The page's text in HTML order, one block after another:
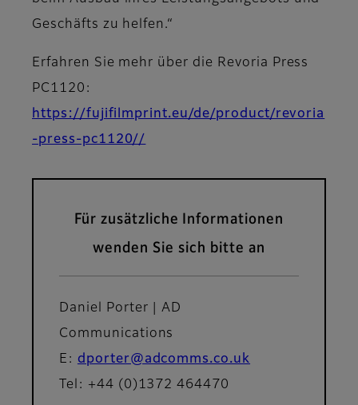
Geschäfts zu helfen.“
Erfahren Sie mehr über die Revoria Press
PC1120:
https://fujifilmprint.eu/de/product/revoria
-press-pc1120//
Für zusätzliche Informationen
wenden Sie sich bitte an
Daniel Porter | AD
Communications
E: dporter@adcomms.co.uk
Tel: +44 (0)1372 464470